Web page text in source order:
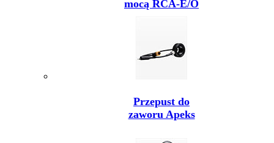
mocą RCA-E/O
Przepust do
zaworu Apeks